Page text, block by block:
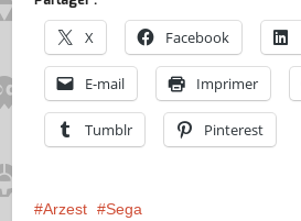
X Facebook
E-mail Imprimer
Tumblr Pinterest
Arzest Sega